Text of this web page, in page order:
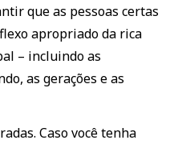
que as pessoas certas
apropriado da rica
– incluindo as
as gerações e as
Caso você tenha